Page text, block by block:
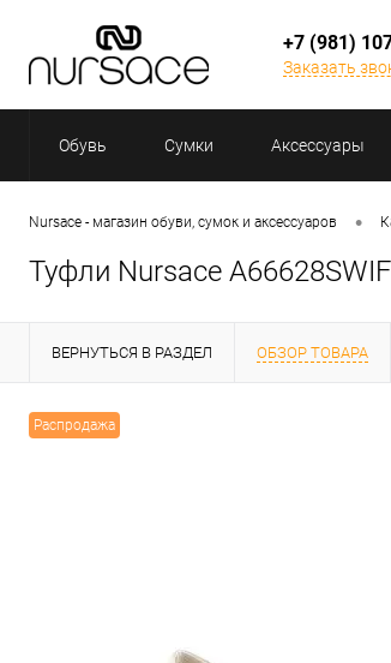
+7 (981)
Заказать
Обувь Сумки Аксессуары
Nursace - магазин обуви, сумок и аксессуаров •
Туфли Nursace
ВЕРНУТЬСЯ В РАЗДЕЛ ОБЗОР ТОВАРА
Распродажа